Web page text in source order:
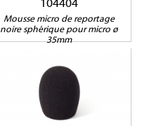
104404
Mousse micro de reportage
noire sphérique pour micro ø
35mm
104403